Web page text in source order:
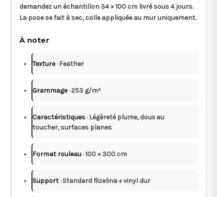
demandez un échantillon 34 × 100 cm livré sous 4 jours.
La pose se fait à sec, colle appliquée au mur uniquement.
À noter
Texture· Feather
Grammage· 253 g/m²
Caractéristiques · Légèreté plume, doux au
toucher, surfaces planes
Format rouleau · 100 × 300 cm
Support · Standard flizelina + vinyl dur